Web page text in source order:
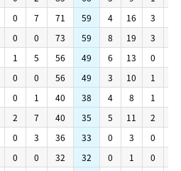
0 2 85 68 5 9 1
0 7 71 59 4 16 3
0 0 73 59 8 19 3
1 5 56 49 6 13 0
0 0 56 49 3 10 1
0 1 40 38 4 8 1
2 7 40 35 5 11 2
0 3 36 33 0 3 0
0 0 32 32 0 1 0
0 2 85 68 5 9 1
0 7 71 59 4 16 3
0 0 73 59 8 19 3
1 5 56 49 6 13 0
0 0 56 49 3 10 1
0 1 40 38 4 8 1
2 7 40 35 5 11 2
0 3 36 33 0 3 0
0 0 32 32 0 1 0
0 7 71 59 4 16 3
0 0 73 59 8 19 3
1 5 56 49 6 13 0
0 0 56 49 3 10 1
0 1 40 38 4 8 1
2 7 40 35 5 11 2
0 3 36 33 0 3 0
0 0 32 32 0 1 0
0 7 71 59 4 16 3
0 0 73 59 8 19 3
1 5 56 49 6 13 0
0 0 56 49 3 10 1
0 1 40 38 4 8 1
2 7 40 35 5 11 2
0 3 36 33 0 3 0
0 0 32 32 0 1 0